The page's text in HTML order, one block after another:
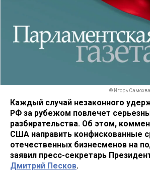
© Игорь
Каждый случай незаконного
РФ за рубежом повлечет
разбирательства. Об этом,
США направить конфискованные
отечественных бизнесменов на
заявил пресс-секретарь
Дмитрий Песков.